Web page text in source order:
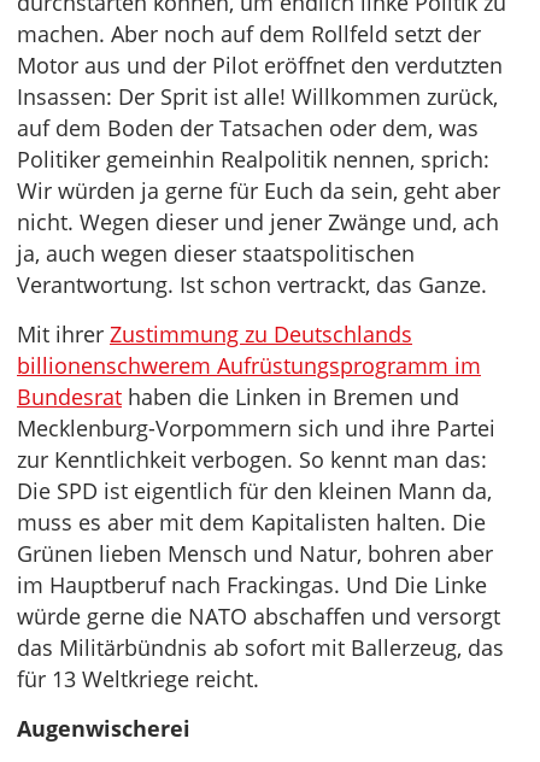
machen. Aber noch auf dem Rollfeld setzt der
Motor aus und der Pilot eröffnet den verdutzten
Insassen: Der Sprit ist alle! Willkommen zurück,
auf dem Boden der Tatsachen oder dem, was
Politiker gemeinhin Realpolitik nennen, sprich:
Wir würden ja gerne für Euch da sein, geht aber
nicht. Wegen dieser und jener Zwänge und, ach
ja, auch wegen dieser staatspolitischen
Verantwortung. Ist schon vertrackt, das Ganze.
Mit ihrer Zustimmung zu Deutschlands
billionenschwerem Aufrüstungsprogramm im
Bundesrat haben die Linken in Bremen und
Mecklenburg-Vorpommern sich und ihre Partei
zur Kenntlichkeit verbogen. So kennt man das:
Die SPD ist eigentlich für den kleinen Mann da,
muss es aber mit dem Kapitalisten halten. Die
Grünen lieben Mensch und Natur, bohren aber
im Hauptberuf nach Frackingas. Und Die Linke
würde gerne die NATO abschaffen und versorgt
das Militärbündnis ab sofort mit Ballerzeug, das
für 13 Weltkriege reicht.
Augenwischerei